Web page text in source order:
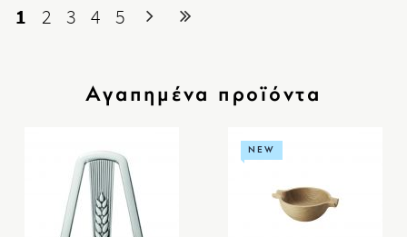
1
2 3 4 5
Αγαπημένα προϊόντα
NEW